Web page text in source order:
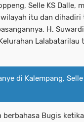
Selle KS Dalle,
itu dan
H.
Lalabatarilau
di Kalempang,
berbahasa Bugis